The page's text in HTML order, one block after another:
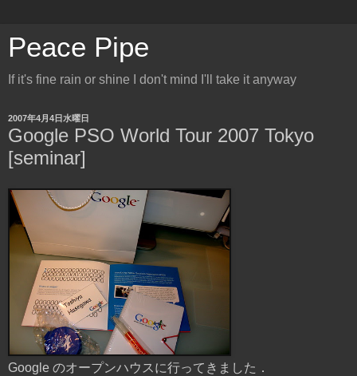
Peace Pipe
If it's fine rain or shine I don't mind I'll take it anyway
2007年4月4日水曜日
Google PSO World Tour 2007 Tokyo
[seminar]
Google のオープンハウスに行ってきました．